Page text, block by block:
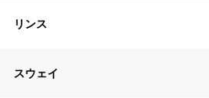
リンス
スウェイ